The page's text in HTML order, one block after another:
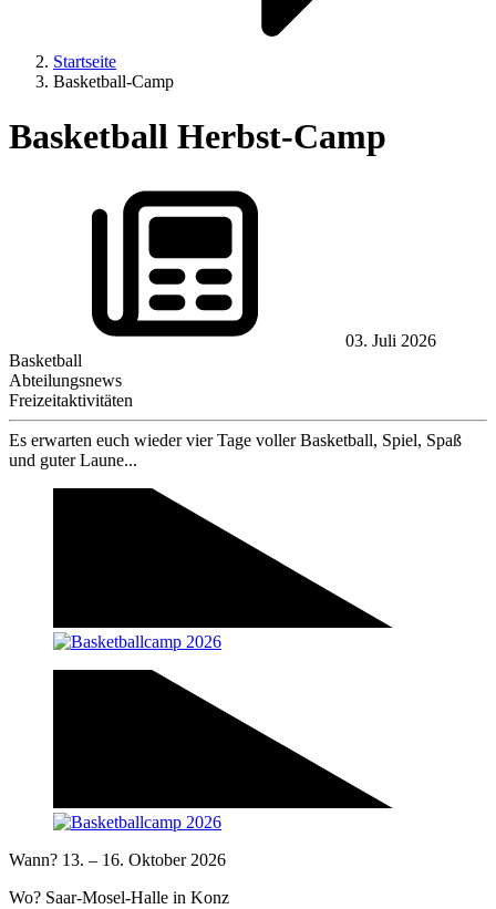
Startseite
Basketball-Camp
Basketball Herbst-Camp
03. Juli 2026
Basketball
Abteilungsnews
Freizeitaktivitäten
Es erwarten euch wieder vier Tage voller Basketball, Spiel, Spaß
und guter Laune...
Wann? 13. – 16. Oktober 2026
Wo? Saar-Mosel-Halle in Konz